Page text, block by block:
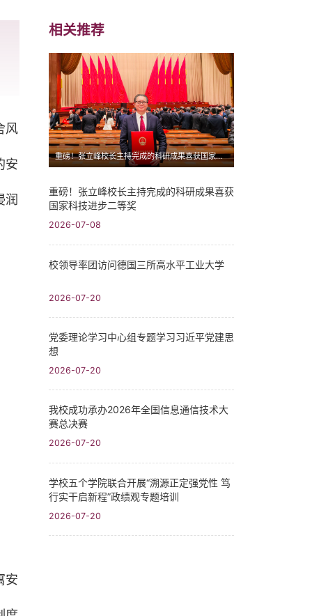
风
安
润
安
相关推荐
重磅！张立峰校长主持完成的科研成果喜获国家科技进步二等奖
重磅！张立峰校长主持完成的科研成果喜获
国家科技进步二等奖
2026-07-08
校领导率团访问德国三所高水平工业大学
2026-07-20
党委理论学习中心组专题学习习近平党建思
想
2026-07-20
我校成功承办2026年全国信息通信技术大
赛总决赛
2026-07-20
学校五个学院联合开展“溯源正定强党性 笃
行实干启新程”政绩观专题培训
2026-07-20